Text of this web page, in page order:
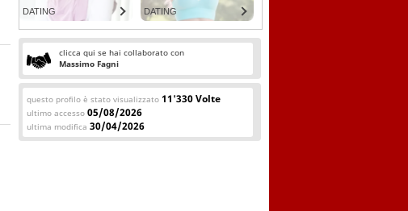
clicca qui se hai collaborato con
Massimo Fagni
questo profilo è stato visualizzato 11'330 Volte
ultimo accesso 05/08/2026
ultima modifica 30/04/2026